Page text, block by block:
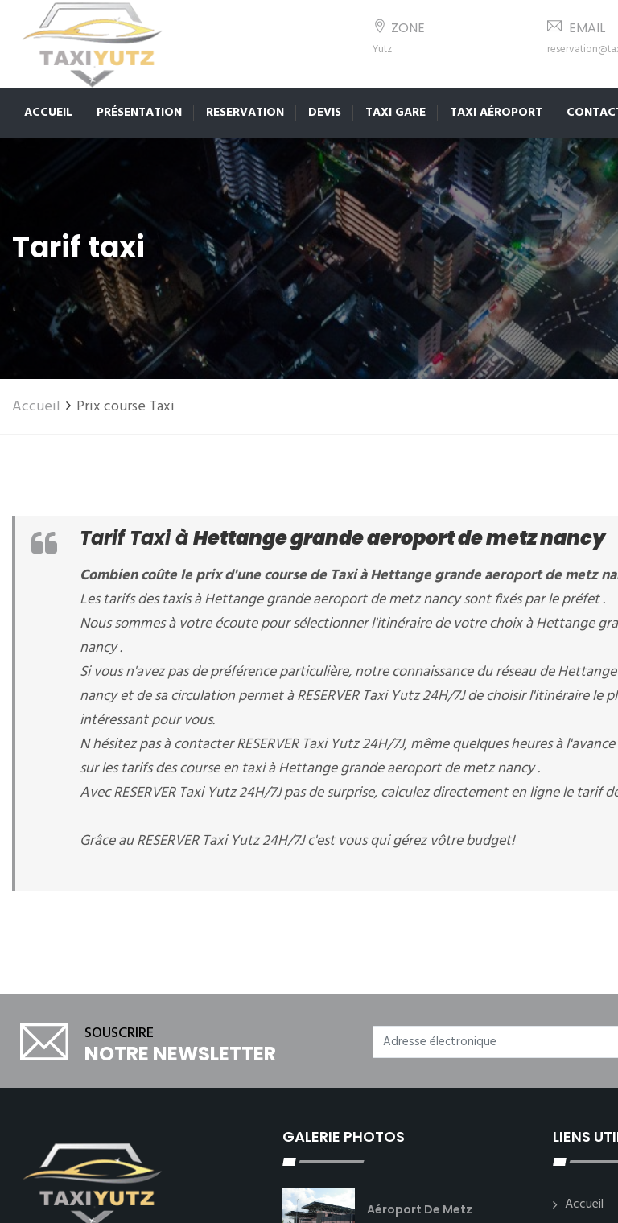
ZONE
Yutz
EMAIL
ACCUEIL PRÉSENTATION RESERVATION DEVIS TAXI GARE TAXI AÉROPORT
Tarif taxi
Accueil Prix course Taxi
Tarif Taxi àHettange grande aeroport de metz nancy
Combien coûte le prix d'une course de Taxi à Hettange grande aeroport de metz
Les tarifs des taxis à Hettange grande aeroport de metz nancy sont fixés par le préfet .
Nous sommes à votre écoute pour sélectionner l'itinéraire de votre choix à Hettange
nancy .
Si vous n'avez pas de préférence particulière, notre connaissance du réseau de
nancy et de sa circulation permet à RESERVER Taxi Yutz 24H/7J de choisir l'itinéraire le
intéressant pour vous.
N hésitez pas à contacter RESERVER Taxi Yutz 24H/7J, même quelques heures à
sur les tarifs des course en taxi à Hettange grande aeroport de metz nancy .
Avec RESERVER Taxi Yutz 24H/7J pas de surprise, calculez directement en ligne le tarif
Grâce au RESERVER Taxi Yutz 24H/7J c'est vous qui gérez vôtre budget!
SOUSCRIRE
NOTRE NEWSLETTER
GALERIE PHOTOS
Aéroport De Metz
LIENS
Accueil